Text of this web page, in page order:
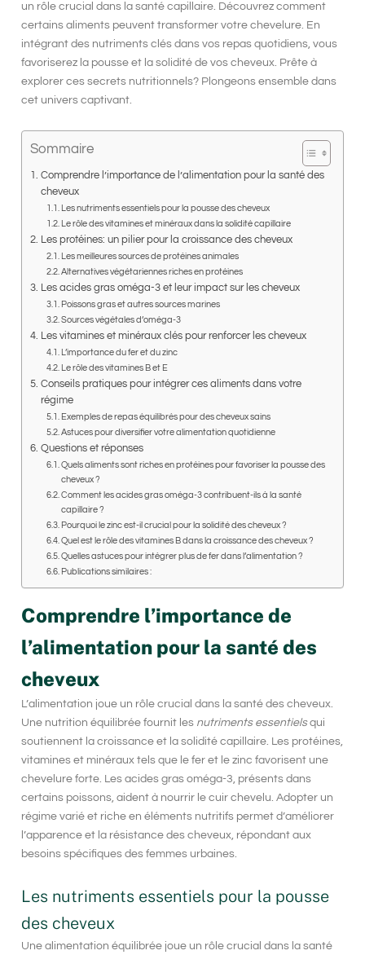
un rôle crucial dans la santé capillaire. Découvrez comment
certains aliments peuvent transformer votre chevelure. En
intégrant des nutriments clés dans vos repas quotidiens, vous
favoriserez la pousse et la solidité de vos cheveux. Prête à
explorer ces secrets nutritionnels? Plongeons ensemble dans
cet univers captivant.
Sommaire
Comprendre l’importance de l’alimentation pour la santé des
cheveux
Les nutriments essentiels pour la pousse des cheveux
Le rôle des vitamines et minéraux dans la solidité capillaire
Les protéines: un pilier pour la croissance des cheveux
Les meilleures sources de protéines animales
Alternatives végétariennes riches en protéines
Les acides gras oméga-3 et leur impact sur les cheveux
Poissons gras et autres sources marines
Sources végétales d’oméga-3
Les vitamines et minéraux clés pour renforcer les cheveux
L’importance du fer et du zinc
Le rôle des vitamines B et E
Conseils pratiques pour intégrer ces aliments dans votre
régime
Exemples de repas équilibrés pour des cheveux sains
Astuces pour diversifier votre alimentation quotidienne
Questions et réponses
Quels aliments sont riches en protéines pour favoriser la pousse des
cheveux ?
Comment les acides gras oméga-3 contribuent-ils à la santé
capillaire ?
Pourquoi le zinc est-il crucial pour la solidité des cheveux ?
Quel est le rôle des vitamines B dans la croissance des cheveux ?
Quelles astuces pour intégrer plus de fer dans l’alimentation ?
Publications similaires :
Comprendre l’importance de
l’alimentation pour la santé des
cheveux
L’alimentation joue un rôle crucial dans la santé des cheveux.
Une nutrition équilibrée fournit les nutriments essentielsqui
soutiennent la croissance et la solidité capillaire. Les protéines,
vitamines et minéraux tels que le fer et le zinc favorisent une
chevelure forte. Les acides gras oméga-3, présents dans
certains poissons, aident à nourrir le cuir chevelu. Adopter un
régime varié et riche en éléments nutritifs permet d’améliorer
l’apparence et la résistance des cheveux, répondant aux
besoins spécifiques des femmes urbaines.
Les nutriments essentiels pour la pousse
des cheveux
Une alimentation équilibrée joue un rôle crucial dans la santé